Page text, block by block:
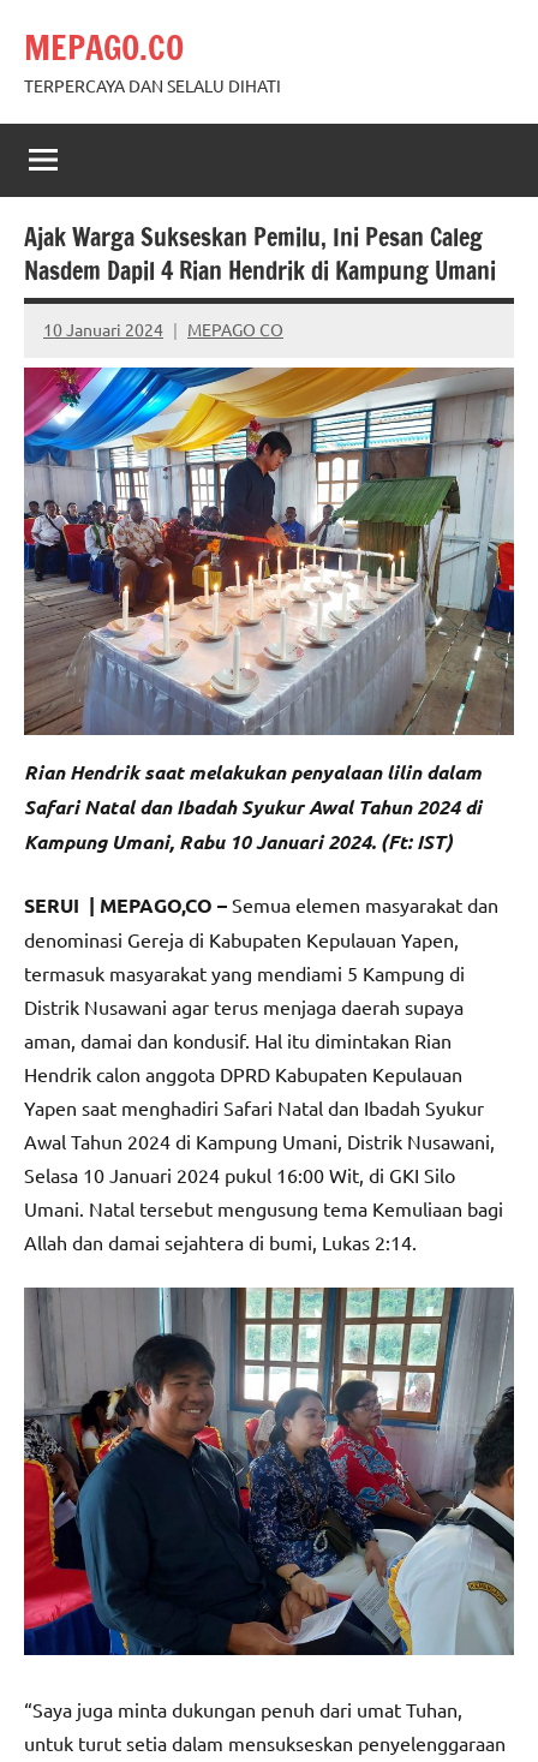
content
MEPAGO.CO
TERPERCAYA DAN SELALU DIHATI
Ajak Warga Sukseskan Pemilu, Ini Pesan Caleg
Nasdem Dapil 4 Rian Hendrik di Kampung Umani
10 Januari 2024 MEPAGO CO
No
comments
Rian Hendrik saat melakukan penyalaan lilin dalam
Safari Natal dan Ibadah Syukur Awal Tahun 2024 di
Kampung Umani, Rabu 10 Januari 2024. (Ft: IST)
SERUI | MEPAGO,CO – Semua elemen masyarakat dan
denominasi Gereja di Kabupaten Kepulauan Yapen,
termasuk masyarakat yang mendiami 5 Kampung di
Distrik Nusawani agar terus menjaga daerah supaya
aman, damai dan kondusif. Hal itu dimintakan Rian
Hendrik⁩ calon anggota DPRD Kabupaten Kepulauan
Yapen saat menghadiri Safari Natal dan Ibadah Syukur
Awal Tahun 2024 di Kampung Umani, Distrik Nusawani,
Selasa 10 Januari 2024 pukul 16:00 Wit, di GKI Silo
Umani. Natal tersebut mengusung tema Kemuliaan bagi
Allah dan damai sejahtera di bumi, Lukas 2:14.
“Saya juga minta dukungan penuh dari umat Tuhan,
untuk turut setia dalam mensukseskan penyelenggaraan